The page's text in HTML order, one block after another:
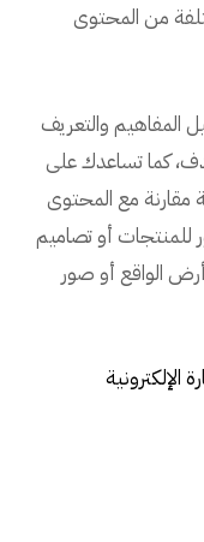
من المحتوى
المفاهيم والتعريف
كما تساعدك على
مع المحتوى
أو تصاميم
الواقع أو صور
الإلكترونية